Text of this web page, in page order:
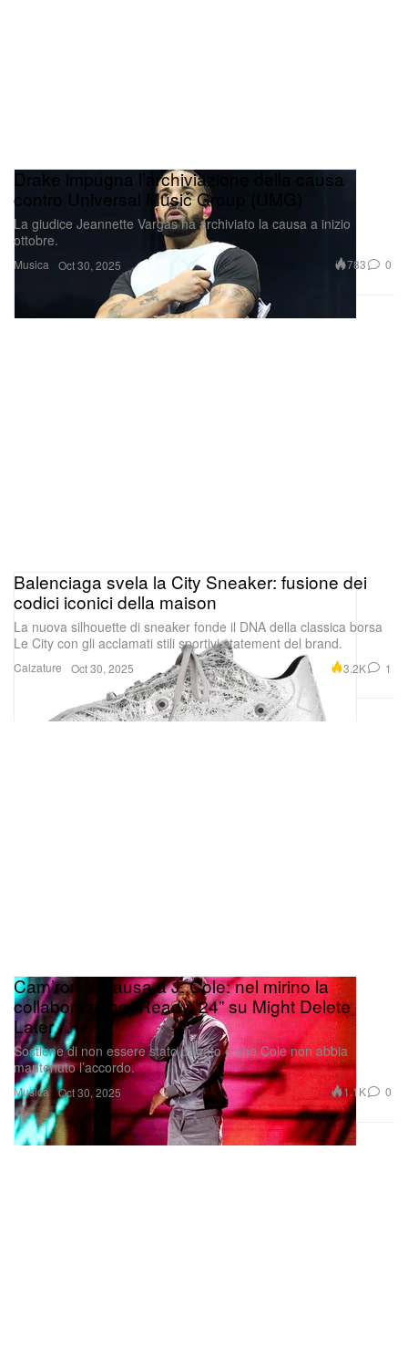
Musica
Drake impugna l’archiviazione della causa
contro Universal Music Group (UMG)
La giudice Jeannette Vargas ha archiviato la causa a inizio
ottobre.
Oct 30, 2025 783 0
Calzature
Balenciaga svela la City Sneaker: fusione dei
codici iconici della maison
La nuova silhouette di sneaker fonde il DNA della classica borsa
Le City con gli acclamati stili sportivi statement del brand.
Oct 30, 2025 3.2K 1
Musica
Cam’ron fa causa a J. Cole: nel mirino la
collaborazione “Ready ‘24” su Might Delete
Later
Sostiene di non essere stato pagato e che Cole non abbia
mantenuto l’accordo.
Oct 30, 2025 1.1K 0